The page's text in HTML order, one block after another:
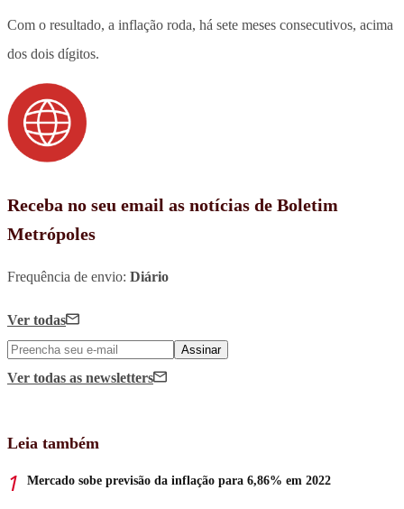
Com o resultado, a inflação roda, há sete meses consecutivos, acima
dos dois dígitos.
Receba no seu email as notícias de Boletim
Metrópoles
Frequência de envio: Diário
Ver todas
Assinar
Ver todas as newsletters
Leia também
Mercado sobe previsão da inflação para 6,86% em 2022